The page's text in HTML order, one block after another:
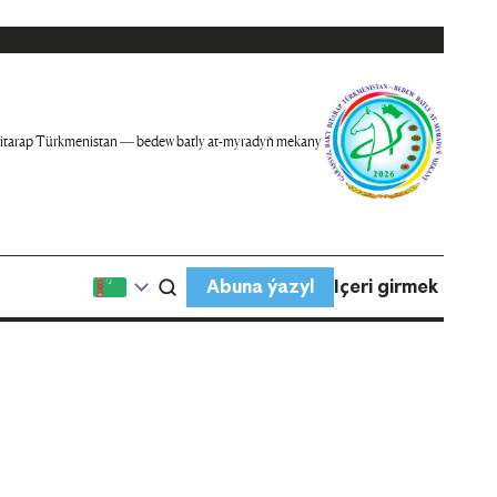
Türkmenistan — bedew batly at-myradyň mekany
Abuna ýazyl Içeri girmek